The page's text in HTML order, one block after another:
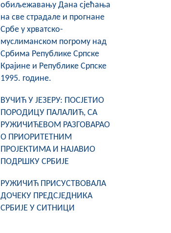
обиљежавању Дана сјећања
на све страдале и прогнане
Србе у хрватско-
муслиманском погрому над
Србима Републике Српске
Крајине и Републике Српске
1995. године.
ВУЧИЋ У ЈЕЗЕРУ: ПОСЈЕТИО
ПОРОДИЦУ ПАЛАЛИЋ, СА
РУЖИЧИЋЕВОМ РАЗГОВАРАО
О ПРИОРИТЕТНИМ
ПРОЈЕКТИМА И НАЈАВИО
ПОДРШКУ СРБИЈЕ
РУЖИЧИЋ ПРИСУСТВОВАЛА
ДОЧЕКУ ПРЕДСЈЕДНИКА
СРБИЈЕ У СИТНИЦИ